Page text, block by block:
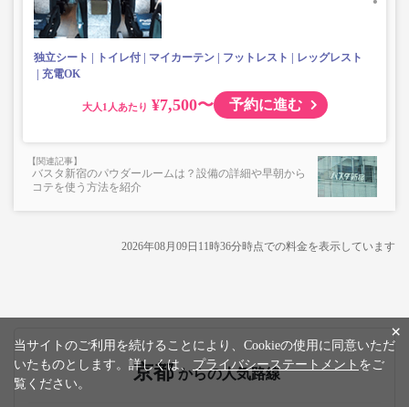
物、壊れ物、危険物、貴重品、ペット、
上記「トランクにてお預かりできる荷物」の条件を満たさ
独立シート トイレ付 マイカーテン フットレスト
レッグレスト
充電OK
大人 ¥7,500〜 予約に進む
バスタ新宿のパウダールームは？設備の詳細や早朝から
コテを使う方法を紹介
2026年08月09日11時36分時点での料金を表示しています
京都 からの人気路線
×
当サイトのご利用を続けることにより、Cookieの使用に同意いただ
いたものとします。詳しくは、 プライバシーステートメント をご
覧ください。